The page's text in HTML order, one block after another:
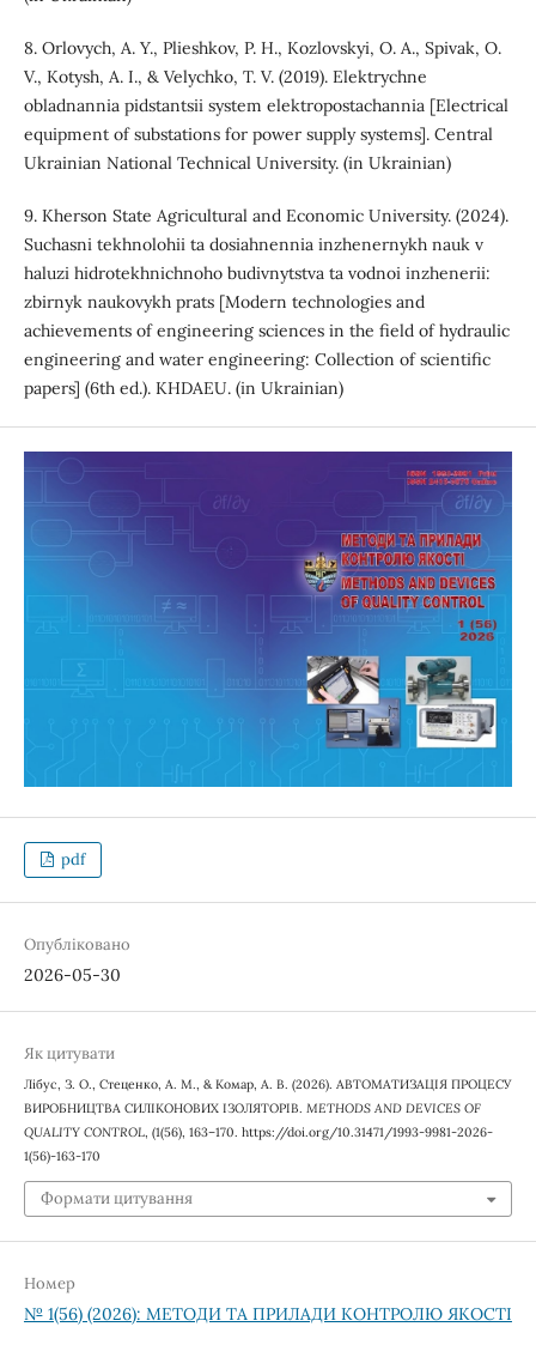
8. Orlovych, A. Y., Plieshkov, P. H., Kozlovskyi, O. A., Spivak, O.
V., Kotysh, A. I., & Velychko, T. V. (2019). Elektrychne
obladnannia pidstantsii system elektropostachannia [Electrical
equipment of substations for power supply systems]. Central
Ukrainian National Technical University. (in Ukrainian)
9. Kherson State Agricultural and Economic University. (2024).
Suchasni tekhnolohii ta dosiahnennia inzhenernykh nauk v
haluzi hidrotekhnichnoho budivnytstva ta vodnoi inzhenerii:
zbirnyk naukovykh prats [Modern technologies and
achievements of engineering sciences in the field of hydraulic
engineering and water engineering: Collection of scientific
papers] (6th ed.). KHDAEU. (in Ukrainian)
pdf
Опубліковано
2026-05-30
Як цитувати
Лібус, З. О., Стеценко, А. М., & Комар, А. В. (2026). АВТОМАТИЗАЦІЯ ПРОЦЕСУ
ВИРОБНИЦТВА СИЛІКОНОВИХ ІЗОЛЯТОРІВ. METHODS AND DEVICES OF
QUALITY CONTROL, (1(56), 163–170. https://doi.org/10.31471/1993-9981-2026-
1(56)-163-170
Формати цитування
Номер
№ 1(56) (2026): МЕТОДИ ТА ПРИЛАДИ КОНТРОЛЮ ЯКОСТІ